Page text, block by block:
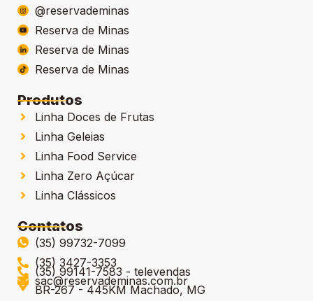
@reservademinas
Reserva de Minas
Reserva de Minas
Reserva de Minas
Produtos
Linha Doces de Frutas
Linha Geleias
Linha Food Service
Linha Zero Açúcar
Linha Clássicos
Contatos
(35) 99732-7099
(35) 3427-3353
(35) 99141-7583 - televendas
sac@reservademinas.com.br
BR-267 - 445KM Machado, MG